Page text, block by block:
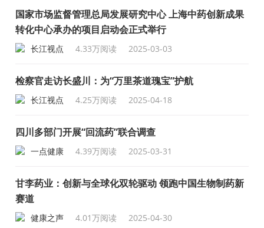
国家市场监督管理总局发展研究中心 上海中药创新成果
转化中心承办的项目启动会正式举行
长江视点 4.33万阅读 2025-03-03
检察官走访长盛川：为“万里茶道瑰宝”护航
长江视点 4.25万阅读 2025-04-18
四川多部门开展“回流药”联合调查
一点健康 4.39万阅读 2025-03-31
甘李药业：创新与全球化双轮驱动 领跑中国生物制药新
赛道
健康之声 4.01万阅读 2025-04-30